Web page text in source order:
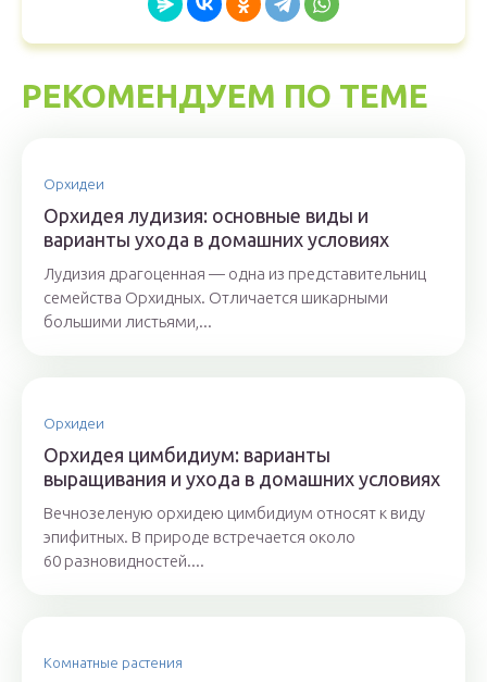
РЕКОМЕНДУЕМ ПО ТЕМЕ
Орхидеи
Орхидея лудизия: основные виды и
варианты ухода в домашних условиях
Лудизия драгоценная — одна из представительниц
семейства Орхидных. Отличается шикарными
большими листьями,...
Орхидеи
Орхидея цимбидиум: варианты
выращивания и ухода в домашних условиях
Вечнозеленую орхидею цимбидиум относят к виду
эпифитных. В природе встречается около
60 разновидностей....
Комнатные растения